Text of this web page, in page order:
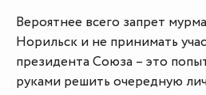
Вероятнее всего запрет
Норильск и не принимать
президента Союза – это
руками решить очередную